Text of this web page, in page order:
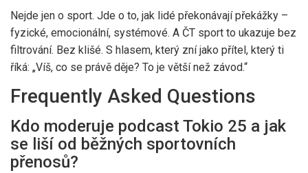
Nejde jen o sport. Jde o to, jak lidé překonávají překážky –
fyzické, emocionální, systémové. A ČT sport to ukazuje bez
filtrování. Bez klišé. S hlasem, který zní jako přítel, který ti
říká: „Víš, co se právě děje? To je větší než závod.“
Frequently Asked Questions
Kdo moderuje podcast Tokio 25 a jak
se liší od běžných sportovních
přenosů?